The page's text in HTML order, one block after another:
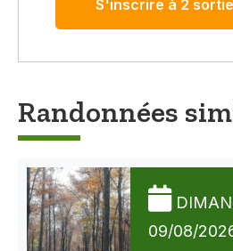
S'inscrire à 2
Randonnées
09/08/